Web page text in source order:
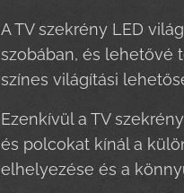
A TV szekrény LED
szobában, és lehetővé
színes világítási
Ezenkívül a TV
és polcokat kínál a
elhelyezése és a